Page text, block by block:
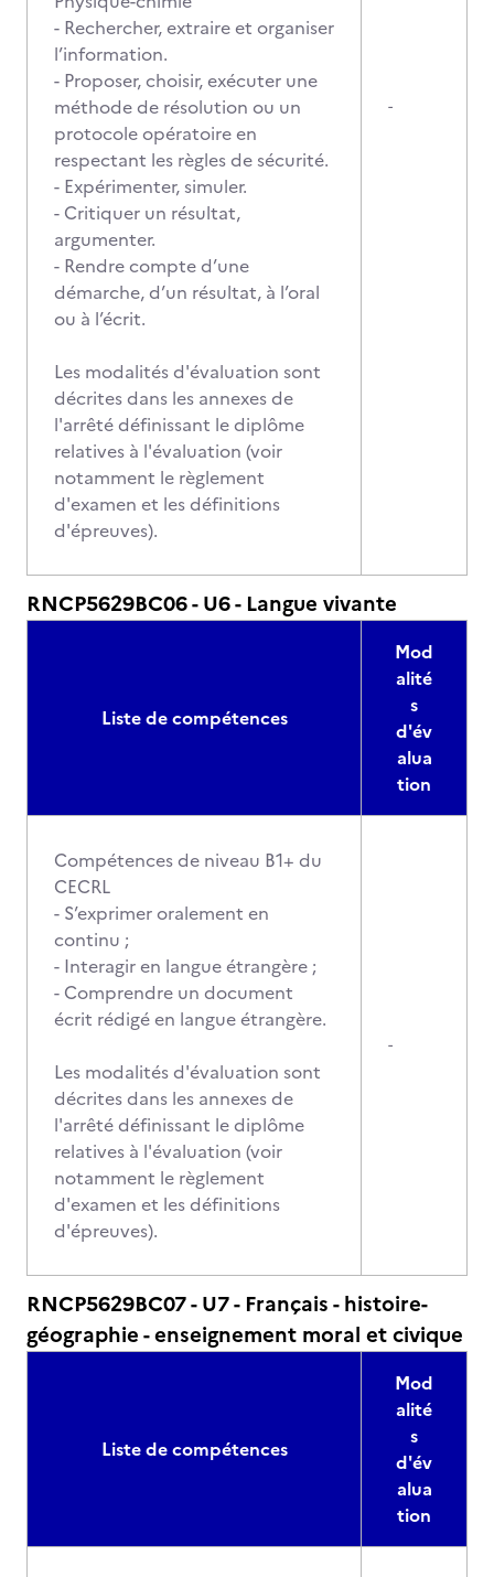
- Rechercher, extraire et organiser
l’information.
- Proposer, choisir, exécuter une
méthode de résolution ou un
protocole opératoire en
respectant les règles de sécurité.
- Expérimenter, simuler.
- Critiquer un résultat,
argumenter.
- Rendre compte d’une
démarche, d’un résultat, à l’oral
ou à l’écrit.
Les modalités d'évaluation sont
décrites dans les annexes de
l'arrêté définissant le diplôme
relatives à l'évaluation (voir
notamment le règlement
d'examen et les définitions
d'épreuves).
-
RNCP5629BC06 - U6 - Langue vivante
Liste de compétences
Mod
alité
s
d'év
alua
tion
Compétences de niveau B1+ du
CECRL
- S’exprimer oralement en
continu ;
- Interagir en langue étrangère ;
- Comprendre un document
écrit rédigé en langue étrangère.
Les modalités d'évaluation sont
décrites dans les annexes de
l'arrêté définissant le diplôme
relatives à l'évaluation (voir
notamment le règlement
d'examen et les définitions
d'épreuves).
-
RNCP5629BC07 - U7 - Français - histoire-
géographie - enseignement moral et civique
Liste de compétences
Mod
alité
s
d'év
alua
tion